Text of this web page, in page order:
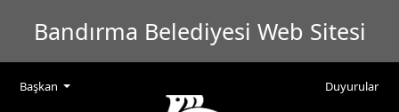
Bandırma Belediyesi Web Sitesi
Başkan Duyurular